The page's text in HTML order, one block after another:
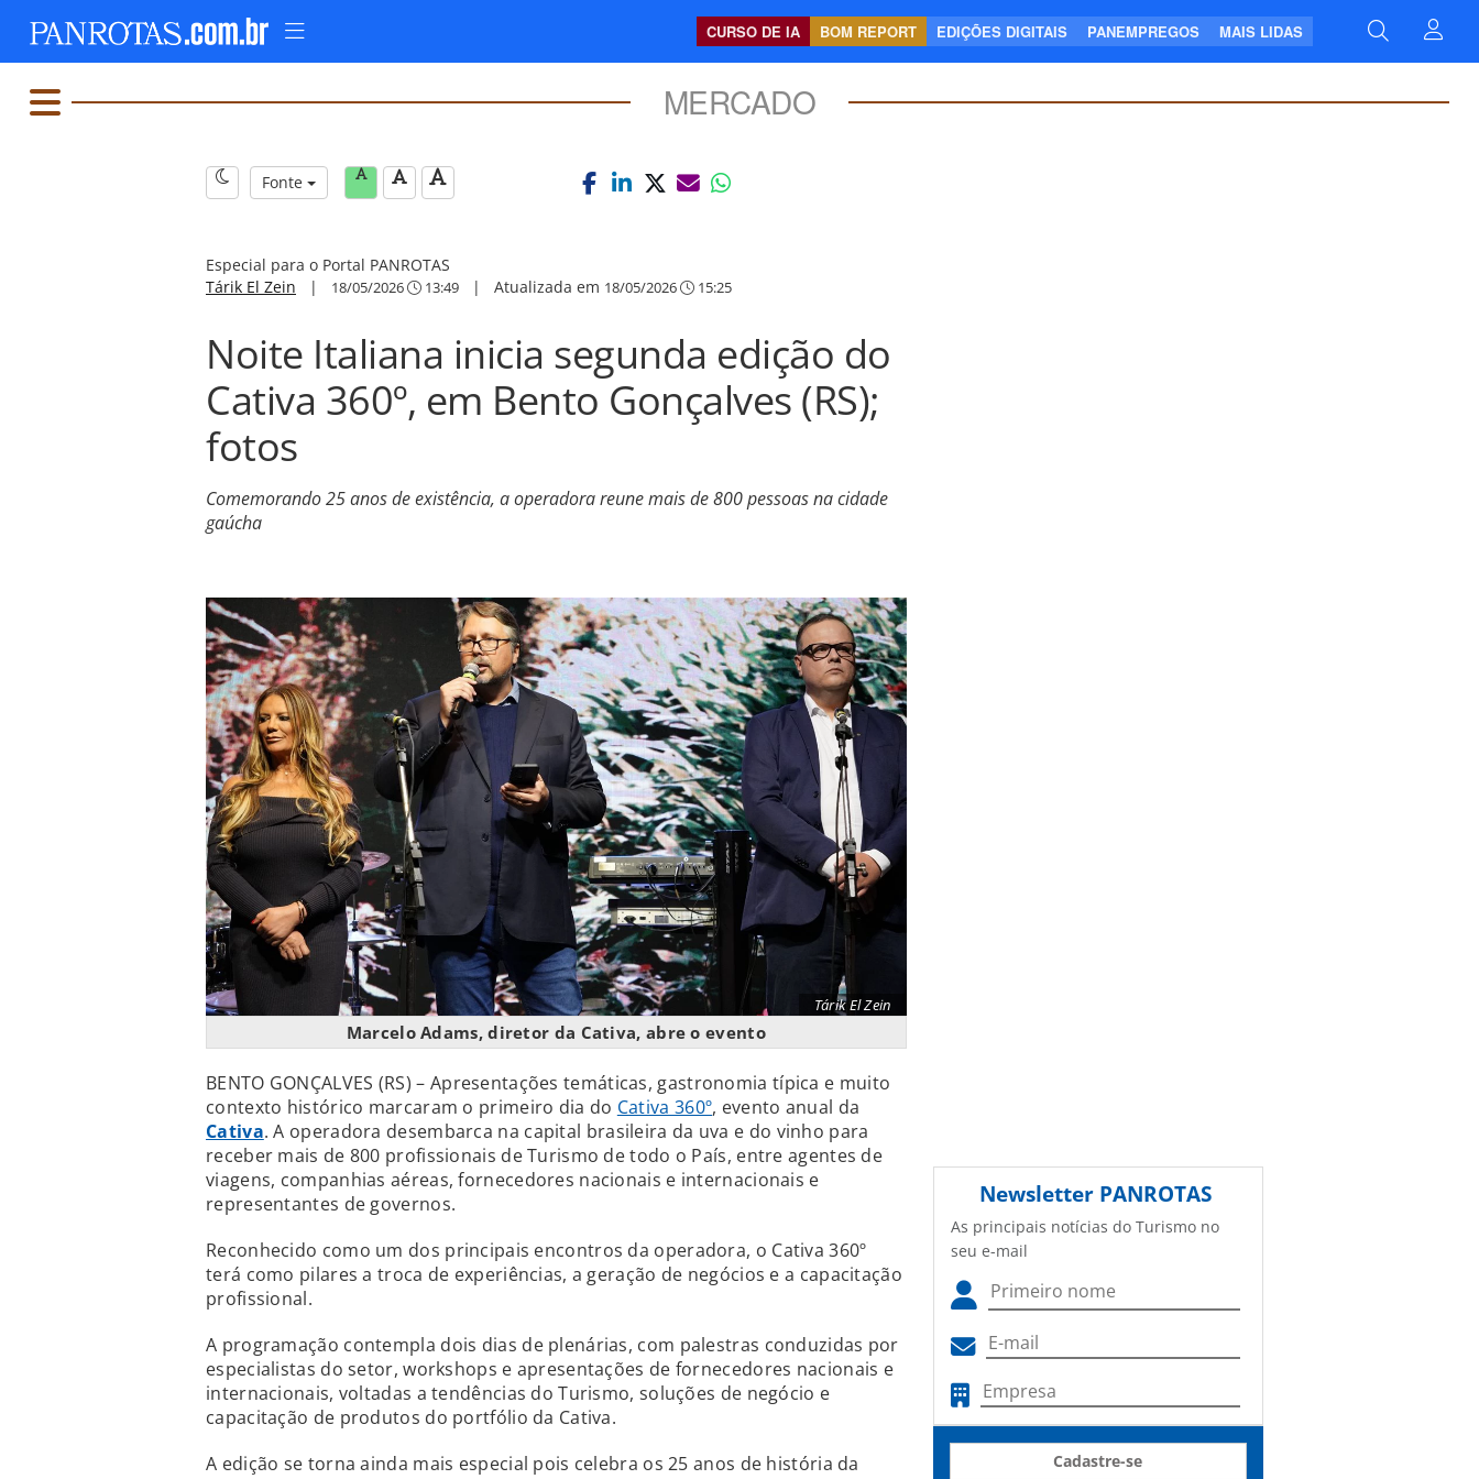
CURSO DE IA BOM REPORT EDIÇÕES DIGITAIS PANEMPREGOS MAIS LIDAS
MERCADO
Fonte
Especial para o Portal PANROTAS
Tárik El Zein | 18/05/2026 13:49 | Atualizada em 18/05/2026 15:25
Noite Italiana inicia segunda edição do
Cativa 360º, em Bento Gonçalves (RS);
fotos
Comemorando 25 anos de existência, a operadora reune mais de 800 pessoas na cidade
gaúcha
Tárik El Zein
Marcelo Adams, diretor da Cativa, abre o evento
BENTO GONÇALVES (RS) – Apresentações temáticas, gastronomia típica e muito
contexto histórico marcaram o primeiro dia do Cativa 360º, evento anual da
Cativa. A operadora desembarca na capital brasileira da uva e do vinho para
receber mais de 800 profissionais de Turismo de todo o País, entre agentes de
viagens, companhias aéreas, fornecedores nacionais e internacionais e
representantes de governos.
Reconhecido como um dos principais encontros da operadora, o Cativa 360º
terá como pilares a troca de experiências, a geração de negócios e a capacitação
profissional.
A programação contempla dois dias de plenárias, com palestras conduzidas por
especialistas do setor, workshops e apresentações de fornecedores nacionais e
internacionais, voltadas a tendências do Turismo, soluções de negócio e
capacitação de produtos do portfólio da Cativa.
A edição se torna ainda mais especial pois celebra os 25 anos de história da
Newsletter PANROTAS
As principais notícias do Turismo no
seu e-mail
Cadastre-se